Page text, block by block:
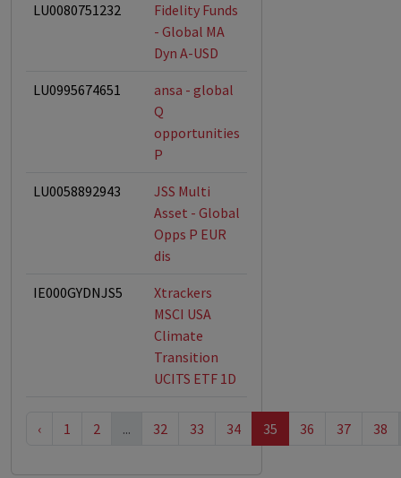
LU0080751232
Fidelity Funds
- Global MA
Dyn A-USD
LU0995674651
ansa - global
Q
opportunities
P
LU0058892943
JSS Multi
Asset - Global
Opps P EUR
dis
IE000GYDNJS5
Xtrackers
MSCI USA
Climate
Transition
UCITS ETF 1D
‹ 1 2 ... 32 33 34 35 36 37 38